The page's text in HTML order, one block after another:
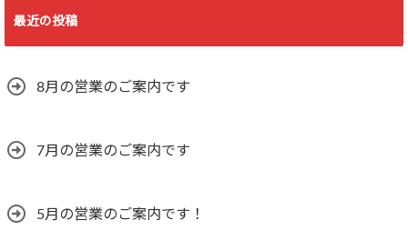
最近の投稿
8月の営業のご案内です
7月の営業のご案内です
5月の営業のご案内です！